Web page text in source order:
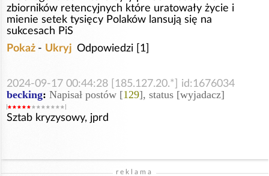
zbiorników retencyjnych które uratowały życie i
mienie setek tysięcy Polaków lansują się na
sukcesach PiS
Pokaż - Ukryj Odpowiedzi [1]
2024-09-17 00:44:28 [185.127.20.*] id:1676034
becking: Napisał postów [129], status [wyjadacz]
Sztab kryzysowy, jprd
reklama